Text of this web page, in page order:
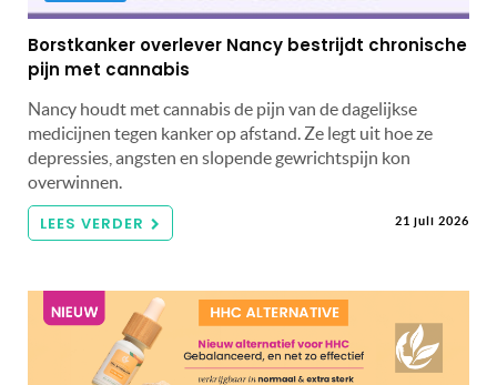
Borstkanker overlever Nancy bestrijdt chronische
pijn met cannabis
Nancy houdt met cannabis de pijn van de dagelijkse
medicijnen tegen kanker op afstand. Ze legt uit hoe ze
depressies, angsten en slopende gewrichtspijn kon
overwinnen.
LEES VERDER 21 juli 2026